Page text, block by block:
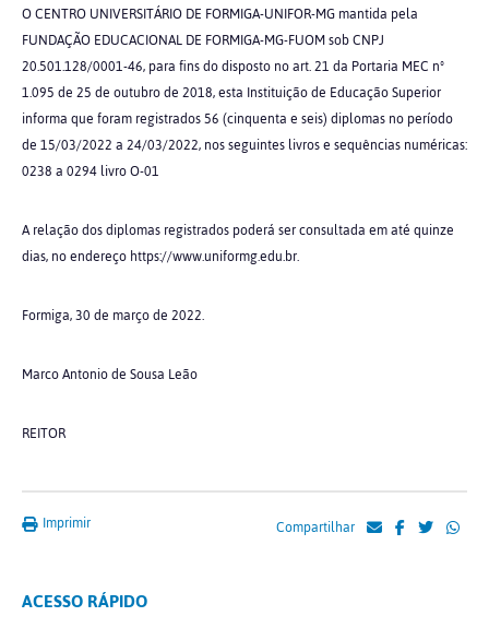
O CENTRO UNIVERSITÁRIO DE FORMIGA-UNIFOR-MG mantida pela
FUNDAÇÃO EDUCACIONAL DE FORMIGA-MG-FUOM sob CNPJ
20.501.128/0001-46, para fins do disposto no art. 21 da Portaria MEC nº
1.095 de 25 de outubro de 2018, esta Instituição de Educação Superior
informa que foram registrados 56 (cinquenta e seis) diplomas no período
de 15/03/2022 a 24/03/2022, nos seguintes livros e sequências numéricas:
0238 a 0294 livro O-01
A relação dos diplomas registrados poderá ser consultada em até quinze
dias, no endereço https://www.uniformg.edu.br.
Formiga, 30 de março de 2022.
Marco Antonio de Sousa Leão
REITOR
Imprimir Compartilhar
ACESSO RÁPIDO